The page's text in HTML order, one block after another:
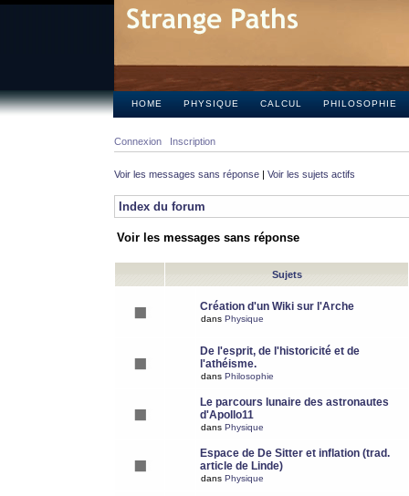
HOME PHYSIQUE CALCUL PHILOSOPHIE
Connexion Inscription
Voir les messages sans réponse | Voir les sujets actifs
Index du forum
Voir les messages sans réponse
Sujets
Création d'un Wiki sur l'Arche
dans Physique
De l'esprit, de l'historicité et de
l'athéisme.
dans Philosophie
Le parcours lunaire des astronautes
d'Apollo11
dans Physique
Espace de De Sitter et inflation (trad.
article de Linde)
dans Physique